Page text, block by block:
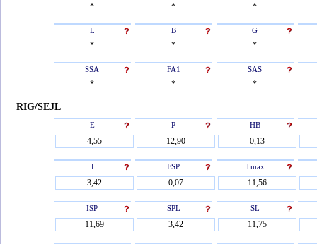
* * *
L B G
* * *
SSA FA1 SAS
* * *
RIG/SEJL
E P HB
J FSP Tmax
ISP SPL SL